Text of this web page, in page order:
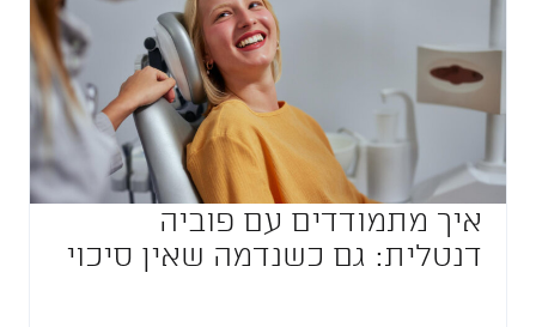
איך מתמודדים עם פוביה
דנטלית: גם כשנדמה שאין סיכוי